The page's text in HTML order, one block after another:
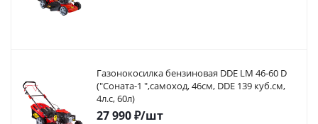
Газонокосилка бензиновая DDE LM 46-60 D
("Соната-1 ",самоход, 46cм, DDE 139 куб.см,
4л.с, 60л)
27 990₽/шт